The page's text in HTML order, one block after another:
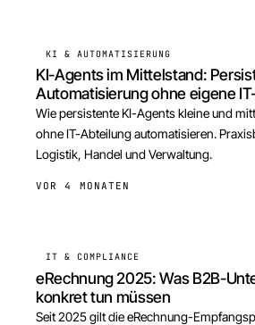
KI & AUTOMATISIERUNG
KI-Agents im Mittelstand:
Automatisierung ohne eigene
Wie persistente KI-Agents kleine und
ohne IT-Abteilung automatisieren.
Logistik, Handel und Verwaltung.
VOR 4 MONATEN
IT & COMPLIANCE
eRechnung 2025: Was B2B-
konkret tun müssen
Seit 2025 gilt die eRechnung-